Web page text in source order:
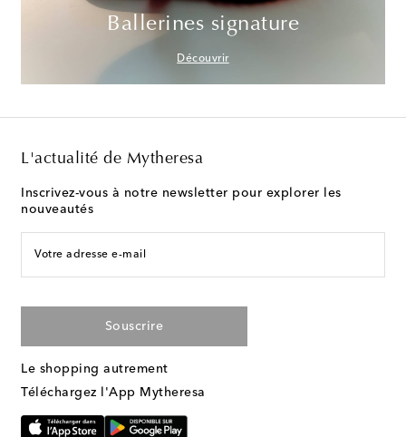
Ballerines signature
Découvrir
L'actualité de Mytheresa
Inscrivez-vous à notre newsletter pour explorer les
nouveautés
Votre adresse e-mail
Souscrire
Le shopping autrement
Téléchargez l'App Mytheresa